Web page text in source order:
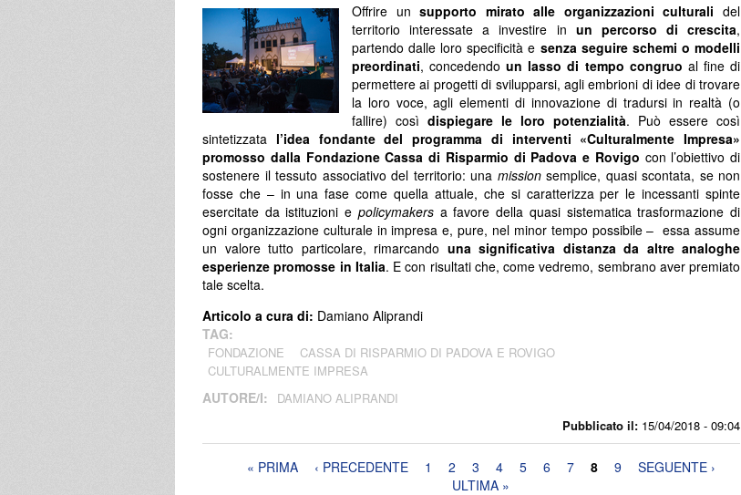
Pubblicato il: 15/04/2018 - 09:04
Offrire unsupporto mirato alle organizzazioni culturali del
territorio interessate a investire in un percorso di crescita,
partendo dalle loro specificità e senza seguire schemi o modelli
preordinati, concedendoun lasso di tempo congruo al fine di
permettere ai progetti di svilupparsi, agli embrioni di idee di trovare
la loro voce, agli elementi di innovazione di tradursi in realtà (o
fallire) così dispiegare le loro potenzialità. Può essere così
sintetizzata l’idea fondante del programma di interventi «Culturalmente Impresa»
promosso dalla Fondazione Cassa di Risparmio di Padova e Rovigo con l’obiettivo di
sostenere il tessuto associativo del territorio: una missionsemplice, quasi scontata, se non
fosse che – in una fase come quella attuale, che si caratterizza per le incessanti spinte
esercitate da istituzioni e policymakersa favore della quasi sistematica trasformazione di
ogni organizzazione culturale in impresa e, pure, nel minor tempo possibile – essa assume
un valore tutto particolare, rimarcando una significativa distanza da altre analoghe
esperienze promosse in Italia. E con risultati che, come vedremo, sembrano aver premiato
tale scelta.
Articolo a cura di: Damiano Aliprandi
TAG:
FONDAZIONE
CASSA DI RISPARMIO DI PADOVA E ROVIGO
CULTURALMENTE IMPRESA
AUTORE/I: DAMIANO ALIPRANDI
Pagine« PRIMA ‹ PRECEDENTE 1 2 3 4 5 6 7 8 9
SEGUENTE ›
ULTIMA »